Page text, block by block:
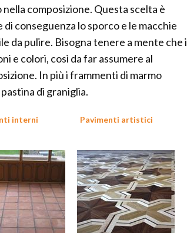
composizione. Questa scelta è
conseguenza lo sporco e le macchie
da pulire. Bisogna tenere a mente che i
e colori, così da far assumere al
In più i frammenti di marmo
di graniglia.
interni
Pavimenti artistici